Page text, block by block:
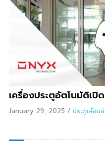
เครื่องประตูอัตโนมัติเปิ
January 29, 2025 / ประตูเลื่อน